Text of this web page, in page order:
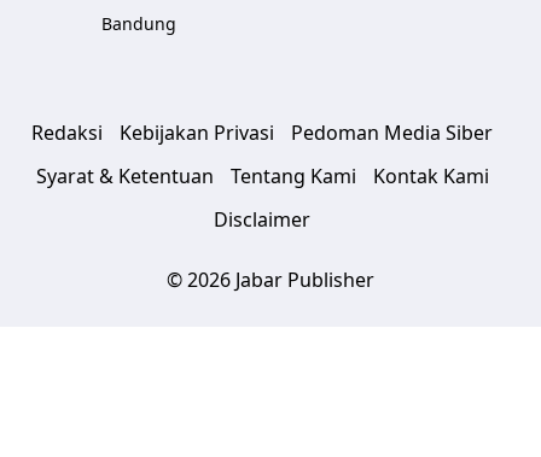
Bandung
Redaksi Kebijakan Privasi
Pedoman Media Siber
Syarat & Ketentuan
Tentang Kami
Kontak Kami
Disclaimer
© 2026 Jabar Publisher